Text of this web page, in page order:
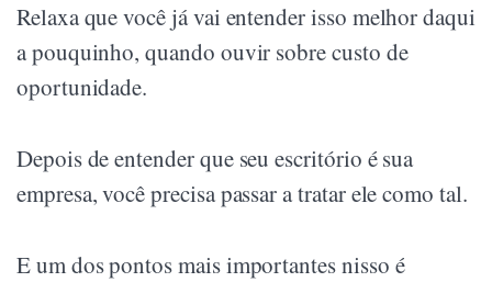
Relaxa que você já vai entender isso melhor daqui
a pouquinho, quando ouvir sobre custo de
oportunidade.
Depois de entender que seu escritório é sua
empresa, você precisa passar a tratar ele como tal.
E um dos pontos mais importantes nisso é